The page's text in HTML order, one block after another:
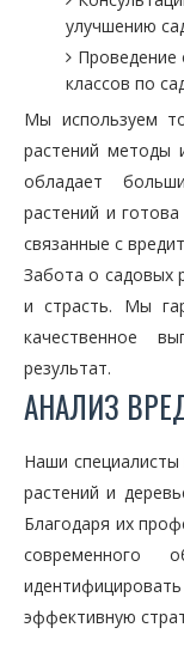
улучшению
Проведение
классов по
Мы используем
растений методы
обладает
растений и
связанные с
Забота о садовых
и страсть. Мы
качественное
результат.
АНАЛИЗ
Наши
растений и
Благодаря их
современного
эффективную